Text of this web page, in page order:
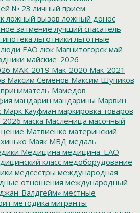
№ 23 личный прием
ложный вызов ложный донос
затмение лучший спасатель
ипотека льготники льготные
люди ЕАО люк Магнитогорск май
майские_2026
МАК-2019 Мак-2020 Мак-2021
Максим Семенов Максим Шупиков
Мамедов
мандарин мандарины Марвин
Марк Кауфман маркировка товаров
маска Масленица масочный
Матвиенко материнский
Маяк МВД медаль
Медицина медицина_ЕАО
класс медоборудование
медсестры международная
отношения международный
Валдгейм» местные
методика мигранты